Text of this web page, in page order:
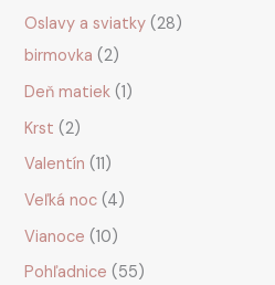
Oslavy a sviatky 28
birmovka
2
Deň matiek 1
Krst
2
Valentín
11
Veľká noc 4
Vianoce
10
Pohľadnice
55